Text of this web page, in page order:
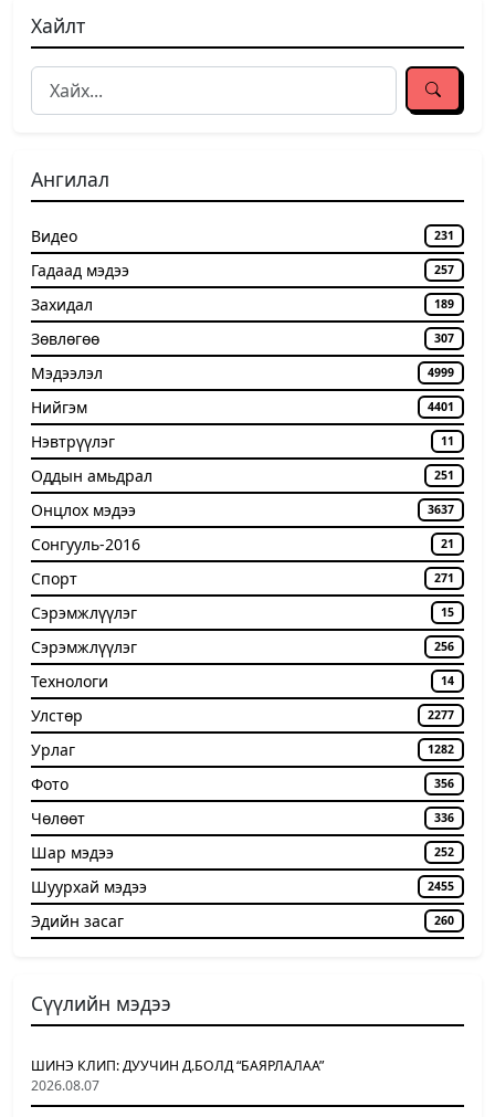
Хайлт
Ангилал
Видео 231
Гадаад мэдээ 257
Захидал 189
Зөвлөгөө 307
Мэдээлэл 4999
Нийгэм 4401
Нэвтрүүлэг 11
Оддын амьдрал 251
Онцлох мэдээ 3637
Сонгууль-2016 21
Спорт 271
Сэрэмжлүүлэг 15
Сэрэмжлүүлэг 256
Технологи 14
Улстөр 2277
Урлаг 1282
Фото 356
Чѳлѳѳт 336
Шар мэдээ 252
Шуурхай мэдээ 2455
Эдийн засаг 260
Сүүлийн мэдээ
ШИНЭ КЛИП: ДУУЧИН Д.БОЛД “БАЯРЛАЛАА”
2026.08.07